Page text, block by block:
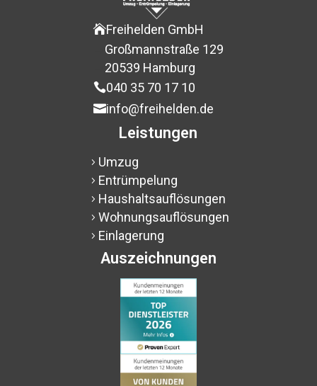
Freihelden GmbH
Großmannstraße 129
20539 Hamburg
040 35 70 17 10
info@freihelden.de
Leistungen
5 Umzug
5 Entrümpelung
5 Haushaltsauflösungen
5 Wohnungsauflösungen
5 Einlagerung
Auszeichnungen